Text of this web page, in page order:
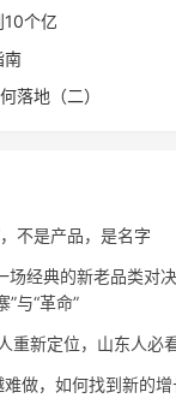
10个亿
南
落地（二）
不是产品，是名字
场经典的新老品类
”与“革命”
重新定位，山东人必
做，如何找到新的增